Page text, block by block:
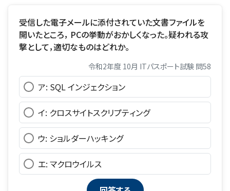
受信した電子メールに添付されていた文書ファイルを
開いたところ， PCの挙動がおかしくなった。疑われる攻
撃として，適切なものはどれか。
令和2年度 10月 ITパスポート試験 問58
ア: SQL インジェクション
イ: クロスサイトスクリプティング
ウ: ショルダーハッキング
エ: マクロウイルス